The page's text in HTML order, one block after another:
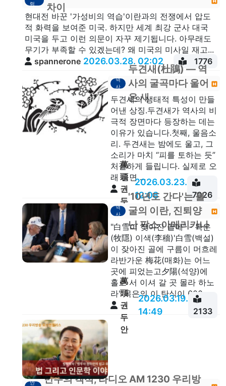
럼
차이
현대전 바꾼 '가성비의 역습'이란과의 전쟁에서 압도
적 화력을 보여준 미국. 하지만 세계 최강 군사 대국
미국을 두고 이런 의문이 자꾸 제기됩니다. 아무래도
무기가 부족할 수 있겠는데? 왜 미국의 미사일 재고...
spannerone 2026.03.28. 02:02 1776
역
사
두견새(杜鵑) — 역
사의 굴곡마다 울어
온 새
두견새의 생태적 특성이 만들
어낸 상징.두견새가 역사의 비
극적 장면마다 등장하는 데는
이유가 있습니다.첫째, 울음소
리. 두견새는 밤에도 울고, 그
소리가 마치 “피를 토하는 듯”
처절하게 들립니다. 실제로 오
래 울면 ...
萬
頭
권
두
안
2026.03.23.
12:08
7026
역
사
'10년도 간다'는 불
굴의 이란, 진퇴양
난 팍스 아메리카나
"白雪이 잦아진 골에" - 목은
(牧隱) 이색(李穡)'白雪(백설)
이 잦아진 골에 구름이 머흐레
라반가운 梅花(매화)는 어느
곳에 피었는고夕陽(석양)에
홀로 서 이셔 갈 곳 몰라 하노
라'“목은의 이 탄식이 600...
萬
頭
권
두
안
2026.03.19.
14:49
2133
안
만두의 객석, 라디오 AM 1230 우리방